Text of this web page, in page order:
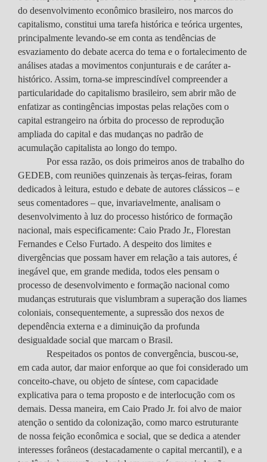
do desenvolvimento econômico brasileiro, nos marcos do
capitalismo, constitui uma tarefa histórica e teórica urgentes,
principalmente levando-se em conta as tendências de
esvaziamento do debate acerca do tema e o fortalecimento de
análises atadas a movimentos conjunturais e de caráter a-
histórico. Assim, torna-se imprescindível compreender a
particularidade do capitalismo brasileiro, sem abrir mão de
enfatizar as contingências impostas pelas relações com o
capital estrangeiro na órbita do processo de reprodução
ampliada do capital e das mudanças no padrão de
acumulação capitalista ao longo do tempo.
Por essa razão, os dois primeiros anos de trabalho do
GEDEB, com reuniões quinzenais às terças-feiras, foram
dedicados à leitura, estudo e debate de autores clássicos – e
seus comentadores – que, invariavelmente, analisam o
desenvolvimento à luz do processo histórico de formação
nacional, mais especificamente: Caio Prado Jr., Florestan
Fernandes e Celso Furtado. A despeito dos limites e
divergências que possam haver em relação a tais autores, é
inegável que, em grande medida, todos eles pensam o
processo de desenvolvimento e formação nacional como
mudanças estruturais que vislumbram a superação dos liames
coloniais, consequentemente, a supressão dos nexos de
dependência externa e a diminuição da profunda
desigualdade social que marcam o Brasil.
Respeitados os pontos de convergência, buscou-se,
em cada autor, dar maior enforque ao que foi considerado um
conceito-chave, ou objeto de síntese, com capacidade
explicativa para o tema proposto e de interlocução com os
demais. Dessa maneira, em Caio Prado Jr. foi alvo de maior
atenção o sentido da colonização, como marco estruturante
de nossa feição econômica e social, que se dedica a atender
interesses forâneos (destacadamente o capital mercantil), e a